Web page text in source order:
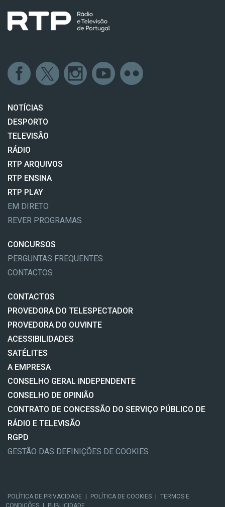
NOTÍCIAS
DESPORTO
TELEVISÃO
RÁDIO
RTP ARQUIVOS
RTP ENSINA
RTP PLAY
EM DIRETO
REVER PROGRAMAS
CONCURSOS
PERGUNTAS FREQUENTES
CONTACTOS
CONTACTOS
PROVEDORA DO TELESPECTADOR
PROVEDORA DO OUVINTE
ACESSIBILIDADES
SATÉLITES
A EMPRESA
CONSELHO GERAL INDEPENDENTE
CONSELHO DE OPINIÃO
CONTRATO DE CONCESSÃO DO SERVIÇO PÚBLICO DE
RÁDIO E TELEVISÃO
RGPD
GESTÃO DAS DEFINIÇÕES DE COOKIES
POLÍTICA DE PRIVACIDADE POLÍTICA DE COOKIES
TERMOS E